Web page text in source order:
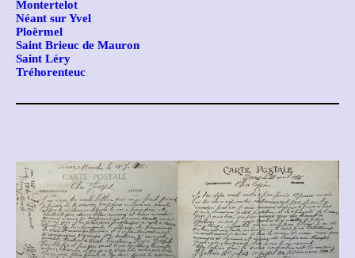
Montertelot
Néant sur Yvel
Ploërmel
Saint Brieuc de Mauron
Saint Léry
Tréhorenteuc